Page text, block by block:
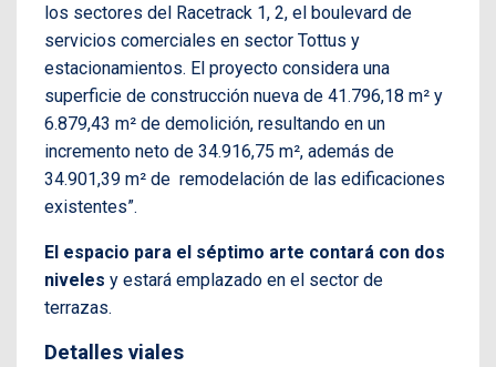
los sectores del Racetrack 1, 2, el boulevard de
servicios comerciales en sector Tottus y
estacionamientos. El proyecto considera una
superficie de construcción nueva de 41.796,18 m² y
6.879,43 m² de demolición, resultando en un
incremento neto de 34.916,75 m², además de
34.901,39 m² de remodelación de las edificaciones
existentes”.
El espacio para el séptimo arte contará con dos
niveles y estará emplazado en el sector de
terrazas.
Detalles viales